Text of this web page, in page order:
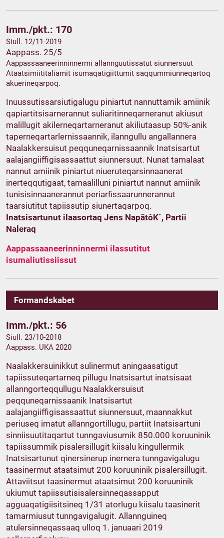
Imm./pkt.: 170
Siull. 12/11-2019
Aappass. 25/5
Aappassaaneerinninnermi allannguutissatut siunnersuut
Ataatsimiititaliamit isumaqatigiittumit saqqummiunneqartoq
akuerineqarpoq.
Inuussutissarsiutigalugu piniartut nannuttamik amiinik
qapiartitsisarnerannut suliaritinneqarneranut akiusut
malillugit akilerneqartarneranut akiliutaasup 50%-anik
taperneqartarlernissaannik, ilanngullu angallannera
Naalakkersuisut peqquneqarnissaannik Inatsisartut
aalajangiiffigisassaattut siunnersuut. Nunat tamalaat
nannut amiinik piniartut niueruteqarsinnaanerat
inerteqqutigaat, tamaalilluni piniartut nannut amiinik
tunisisinnaanerannut periarfissaarunnerannut
taarsiutitut tapiissutip siunertaqarpoq.
Inatsisartunut ilaasortaq Jens NapãtôK´, Partii
Naleraq
Aappassaaneerinninnermi ilassutitut
isumaliutissiissut
Formandskabet
Imm./pkt.: 56
Siull. 23/10-2018
Aappass. UKA 2020
Naalakkersuinikkut sulinermut aningaasatigut
tapiissuteqartarneq pillugu Inatsisartut inatsisaat
allanngorteqqullugu Naalakkersuisut
peqquneqarnissaanik Inatsisartut
aalajangiiffigisassaattut siunnersuut, maannakkut
periuseq imatut allanngortillugu, partiit Inatsisartuni
sinniisuutitaqartut tunngaviusumik 850.000 koruuninik
tapiissummik pisalersillugit kiisalu kingullermik
Inatsisartunut qinersinerup inernera tunngavigalugu
taasinermut ataatsimut 200 koruuninik pisalersillugit.
Attaviitsut taasinermut ataatsimut 200 koruuninik
ukiumut tapiissutisisalersinneqassapput
agguaqatigiisitsineq 1/31 atorlugu kiisalu taasinerit
tamarmiusut tunngavigalugit. Allannguineq
atulersinneqassaaq ulloq 1. januaari 2019